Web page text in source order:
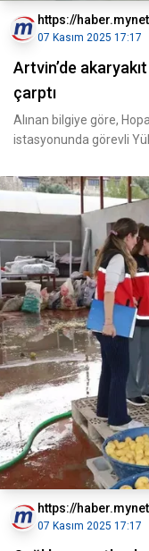
https://
07 Kasım 2025 17:17
Artvin’de
çarptı
Alınan bilgiye göre,
istasyonunda görevli
https://
07 Kasım 2025 17:17